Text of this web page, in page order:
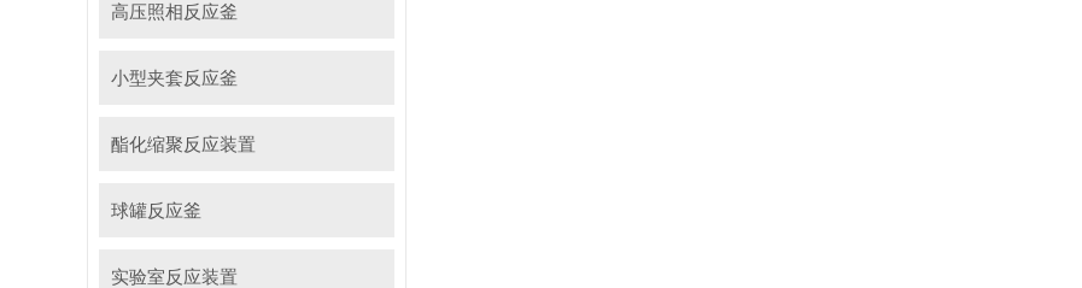
高压照相反应釜
小型夹套反应釜
酯化缩聚反应装置
球罐反应釜
实验室反应装置